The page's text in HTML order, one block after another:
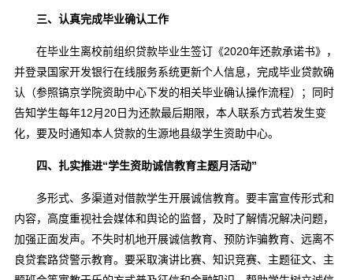
三、认真完成毕业确认工作
在毕业生离校前组织贷款毕业生签订《2020年还款承诺书》，
并登录国家开发银行在线服务系统更新个人信息，完成毕业贷款确
认（参照镐京学院资助中心下发的相关毕业确认操作流程）；同时
告知学生每年12月20日为还款最后期限，本人联系方式若发生变
化，要及时通知本人贷款的生源地县级学生资助中心。
四、扎实推进“学生资助诚信教育主题月活动”
多形式、多渠道对借款学生开展诚信教育。要丰富宣传形式和
内容，高度重视社会媒体和舆论的监督，及时了解情况解决问题，
加强正面发声。不失时机地开展诚信教育、预防诈骗教育、远离不
良贷套路贷警示教育。要采取演讲比赛、知识竞赛、主题征文、主